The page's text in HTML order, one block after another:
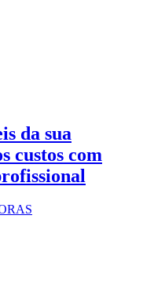
da sua
custos com